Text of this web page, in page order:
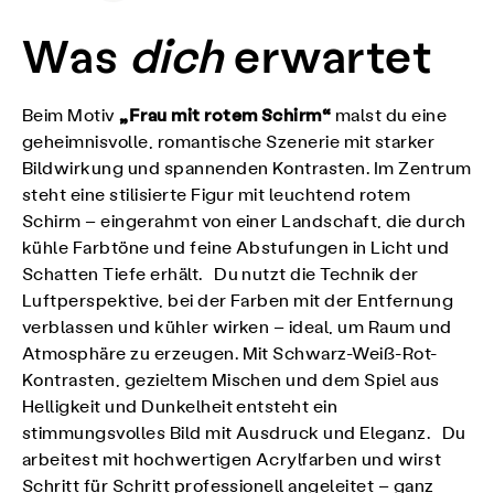
Was dicherwartet
Beim Motiv„Frau mit rotem Schirm“ malst du eine
geheimnisvolle, romantische Szenerie mit starker
Bildwirkung und spannenden Kontrasten. Im Zentrum
steht eine stilisierte Figur mit leuchtend rotem
Schirm – eingerahmt von einer Landschaft, die durch
kühle Farbtöne und feine Abstufungen in Licht und
Schatten Tiefe erhält. Du nutzt die Technik der
Luftperspektive, bei der Farben mit der Entfernung
verblassen und kühler wirken – ideal, um Raum und
Atmosphäre zu erzeugen. Mit Schwarz-Weiß-Rot-
Kontrasten, gezieltem Mischen und dem Spiel aus
Helligkeit und Dunkelheit entsteht ein
stimmungsvolles Bild mit Ausdruck und Eleganz. Du
arbeitest mit hochwertigen Acrylfarben und wirst
Schritt für Schritt professionell angeleitet – ganz